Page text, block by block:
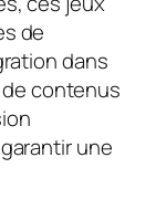
de
dans
contenus
une